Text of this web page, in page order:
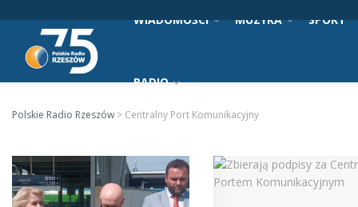
WIADOMOŚCI MUZYKA SPORT
RADIO
Polskie Radio Rzeszów > Centralny Port Komunikacyjny